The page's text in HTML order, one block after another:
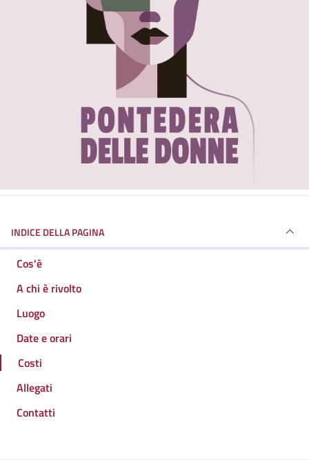
INDICE DELLA PAGINA
Cos'è
A chi è rivolto
Luogo
Date e orari
Costi
Allegati
Contatti